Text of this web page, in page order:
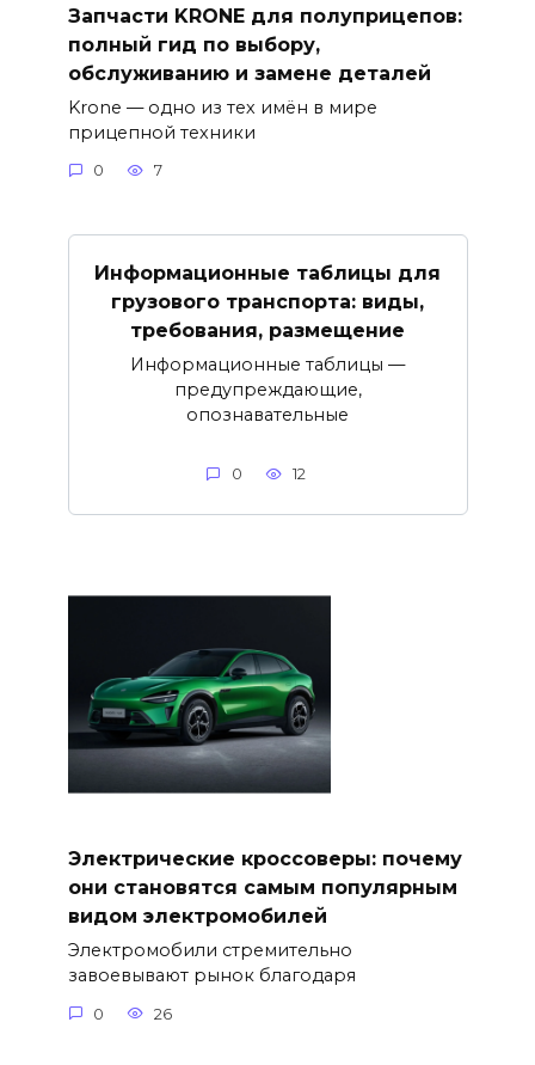
Запчасти KRONE для полуприцепов:
полный гид по выбору,
обслуживанию и замене деталей
Krone — одно из тех имён в мире
прицепной техники
0 7
Информационные таблицы для
грузового транспорта: виды,
требования, размещение
Информационные таблицы —
предупреждающие,
опознавательные
0 12
Электрические кроссоверы: почему
они становятся самым популярным
видом электромобилей
Электромобили стремительно
завоевывают рынок благодаря
0 26